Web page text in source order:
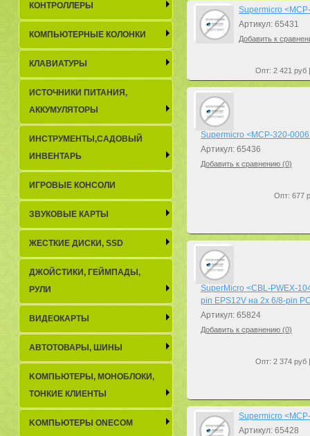
Supermicro
Артикул: 65431
Добавить к
Опт: 2 421 руб
Supermicro <MCP-320-
Артикул: 65436
Добавить к сравнению (0)
Опт: 677
SuperMicro <CBL-PWEX-
pin EPS12V на 2x 6/8-pin
Артикул: 65824
Добавить к сравнению (0)
Опт: 2 374 руб
Supermicro
Артикул: 65428
КОНТРОЛЛЕРЫ
КОМПЬЮТЕРНЫЕ КОЛОНКИ
КЛАВИАТУРЫ
ИСТОЧНИКИ ПИТАНИЯ,
АККУМУЛЯТОРЫ
ИНСТРУМЕНТЫ,САДОВЫЙ
ИНВЕНТАРЬ
ИГРОВЫЕ КОНСОЛИ
ЗВУКОВЫЕ КАРТЫ
ЖЕСТКИЕ ДИСКИ, SSD
ДЖОЙСТИКИ, ГЕЙМПАДЫ,
РУЛИ
ВИДЕОКАРТЫ
АВТОТОВАРЫ, ШИНЫ
KОМПЬЮТЕРЫ, МОНОБЛОКИ,
ТОНКИЕ КЛИЕНТЫ
KОМПЬЮТЕРЫ ONECOM